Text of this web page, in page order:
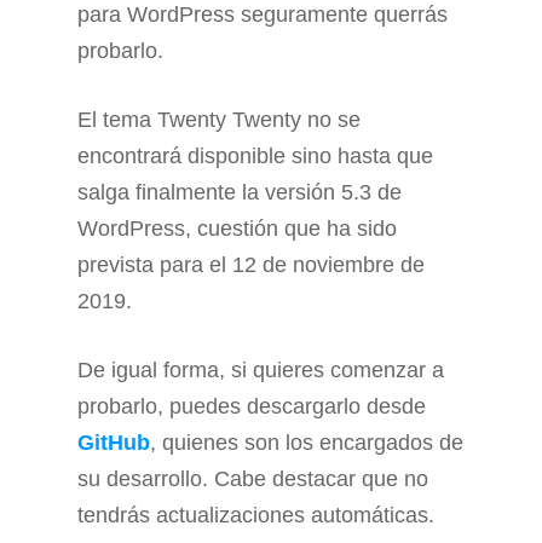
para WordPress seguramente querrás
probarlo.
El tema Twenty Twenty no se
encontrará disponible sino hasta que
salga finalmente la versión 5.3 de
WordPress, cuestión que ha sido
prevista para el 12 de noviembre de
2019.
De igual forma, si quieres comenzar a
probarlo, puedes descargarlo desde
GitHub, quienes son los encargados de
su desarrollo. Cabe destacar que no
tendrás actualizaciones automáticas.